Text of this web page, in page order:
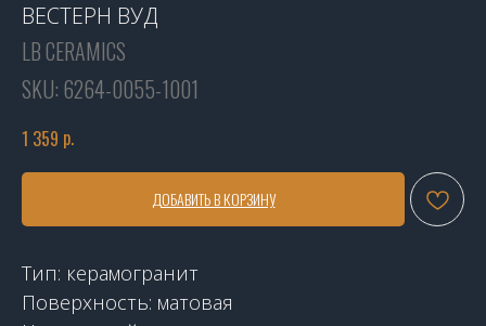
ВЕСТЕРН ВУД
LB CERAMICS
SKU: 6264-0055-1001
1 359 р.
ДОБАВИТЬ В КОРЗИНУ
Тип: керамогранит
Поверхность: матовая